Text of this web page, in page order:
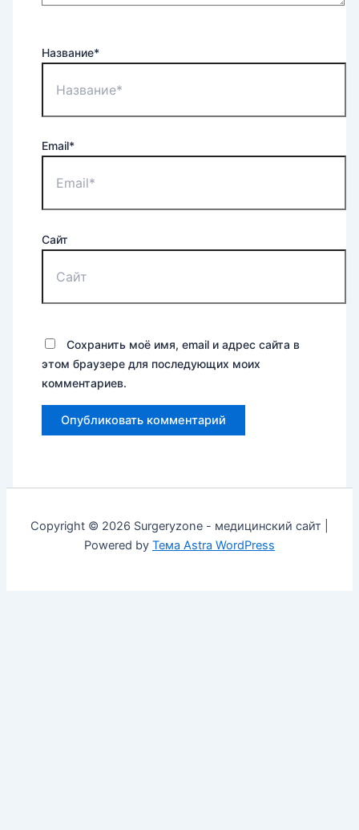
Название*
Email*
Сайт
Сохранить моё имя, email и адрес сайта в
этом браузере для последующих моих
комментариев.
Copyright © 2026 Surgeryzone - медицинский сайт |
Powered by Тема Astra WordPress